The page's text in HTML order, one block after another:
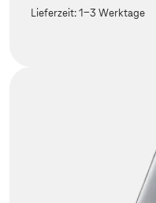
Lieferzeit:1-3 Werktage